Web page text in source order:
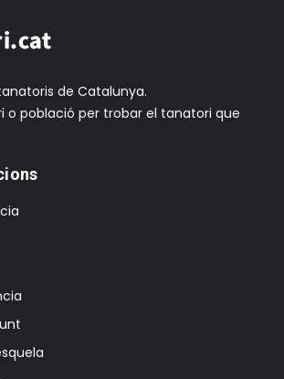
de Catalunya.
o població per trobar el tanatori que